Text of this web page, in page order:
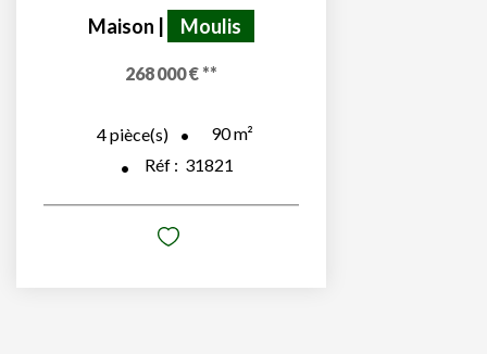
Maison Moulis
268 000 € **
4pièce(s) 90m²
Réf : 31821